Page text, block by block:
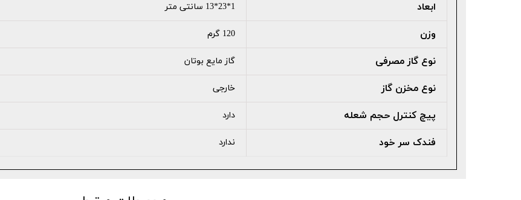
ابعاد 1*23*13 سانتی متر
وزن 120 گرم
نوع گاز مصرفی گاز مایع بوتان
نوع مخزن گاز خارجی
پیچ کنترل حجم شعله دارد
فندک سر خود ندارد